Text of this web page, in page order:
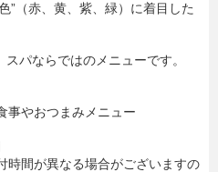
”（赤、黄、紫、緑）に着目した
パならではのメニューです。
事やおつまみメニュー
間が異なる場合がございますの